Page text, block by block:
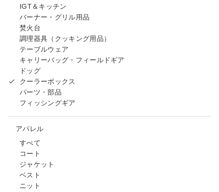
IGT＆キッチン
バーナー・グリル用品
焚火台
調理器具（クッキング用品）
テーブルウェア
キャリーバッグ・フィールドギア
ドッグ
クーラーボックス
パーツ・部品
フィッシングギア
アパレル
すべて
コート
ジャケット
ベスト
ニット